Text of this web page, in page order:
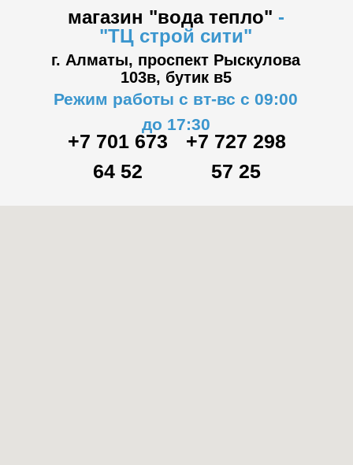
магазин "вода тепло" -
"ТЦ строй сити"
г. Алматы, проспект Рыскулова
103в, бутик в5
Режим работы с вт-вс с 09:00
до 17:30
+7 701 673
64 52
+7 727 298
57 25